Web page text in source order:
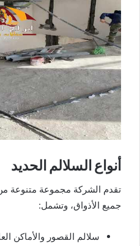
أنواع السلالم الحديد
تقدم الشركة مجموعة متنوعة
جميع الأذواق، وتشمل:
سلالم القصور والأماكن